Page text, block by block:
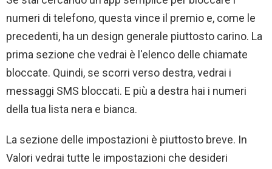
numeri di telefono, questa vince il premio e, come le
precedenti, ha un design generale piuttosto carino. La
prima sezione che vedrai è l'elenco delle chiamate
bloccate. Quindi, se scorri verso destra, vedrai i
messaggi SMS bloccati. E più a destra hai i numeri
della tua lista nera e bianca.
La sezione delle impostazioni è piuttosto breve. In
Valori vedrai tutte le impostazioni che desideri